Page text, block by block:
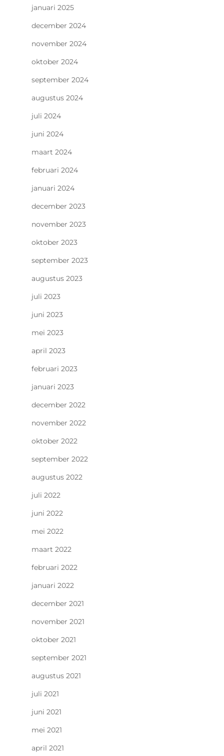
januari 2025
december 2024
november 2024
oktober 2024
september 2024
augustus 2024
juli 2024
juni 2024
maart 2024
februari 2024
januari 2024
december 2023
november 2023
oktober 2023
september 2023
augustus 2023
juli 2023
juni 2023
mei 2023
april 2023
februari 2023
januari 2023
december 2022
november 2022
oktober 2022
september 2022
augustus 2022
juli 2022
juni 2022
mei 2022
maart 2022
februari 2022
januari 2022
december 2021
november 2021
oktober 2021
september 2021
augustus 2021
juli 2021
juni 2021
mei 2021
april 2021